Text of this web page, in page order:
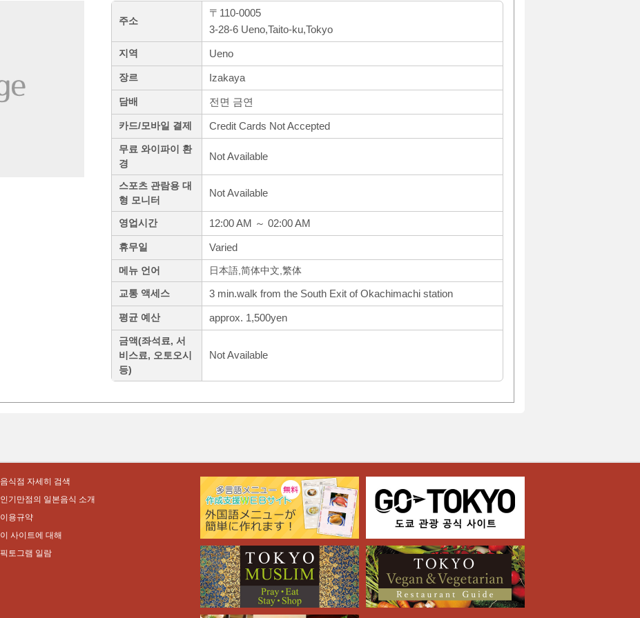
주소
〒110-0005
3-28-6 Ueno,Taito-ku,Tokyo
지역 Ueno
장르 Izakaya
담배 전면 금연
카드/모바일 결제 Credit Cards Not Accepted
무료 와이파이 환
경
Not Available
스포츠 관람용 대
형 모니터
Not Available
영업시간 12:00 AM ～ 02:00 AM
휴무일 Varied
메뉴 언어 日本語,简体中文,繁体
교통 액세스 3 min.walk from the South Exit of Okachimachi station
평균 예산 approx. 1,500yen
금액(좌석료, 서
비스료, 오토오시
등)
Not Available
음식점 자세히 검색
인기만점의 일본음식 소개
이용규약
이 사이트에 대해
픽토그램 일람